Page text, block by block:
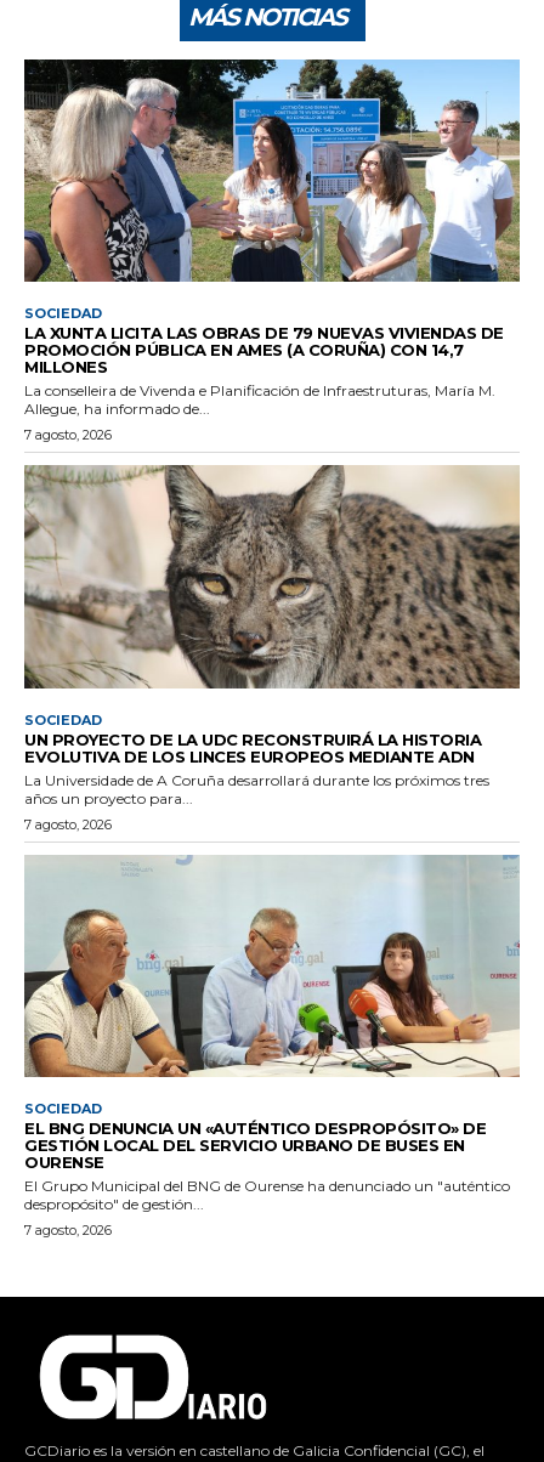
MÁS NOTICIAS
SOCIEDAD
LA XUNTA LICITA LAS OBRAS DE 79 NUEVAS VIVIENDAS DE
PROMOCIÓN PÚBLICA EN AMES (A CORUÑA) CON 14,7
MILLONES
La conselleira de Vivenda e Planificación de Infraestruturas, María M.
Allegue, ha informado de...
7 agosto, 2026
SOCIEDAD
UN PROYECTO DE LA UDC RECONSTRUIRÁ LA HISTORIA
EVOLUTIVA DE LOS LINCES EUROPEOS MEDIANTE ADN
La Universidade de A Coruña desarrollará durante los próximos tres
años un proyecto para...
7 agosto, 2026
SOCIEDAD
EL BNG DENUNCIA UN «AUTÉNTICO DESPROPÓSITO» DE
GESTIÓN LOCAL DEL SERVICIO URBANO DE BUSES EN
OURENSE
El Grupo Municipal del BNG de Ourense ha denunciado un "auténtico
despropósito" de gestión...
7 agosto, 2026
GCDiario es la versión en castellano de Galicia Confidencial (GC), el